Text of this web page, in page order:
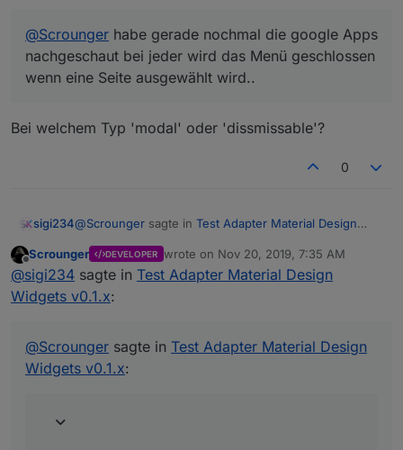
geschlossen. Beim Typ 'dissmissable' kann man
das nur über den Button machen. So ist das
Konzept laut Design guidlines und entsprechend
wie bei Android.
@sigi234sagte inTest Adapter Material Design
Widgets v0.1.x:
@Scrounger
hin?
Widgets
@Scrounger habe gerade nochmal die google Apps
nachgeschaut bei jeder wird das Menü geschlossen
wenn eine Seite ausgewählt wird..
Bei welchem Typ 'modal' oder 'dissmissable'?
0
sigi234@Scrounger sagte in Test Adapter Material Design
@sigi234sagte inTest Adapter Material Design
Widgets v0.1.x
Design Widgets v0.1.x:
Super, hast du das Problem mit Line History Chart
https://forum.iobroker.net/topic/26199/test-adapter-
material-design-widgets-v0-1-x/170
Offline
Scrounger DEVELOPER wrote on Nov 20, 2019, 7:35 AM
last edited by
@sigi234 sagte in Test Adapter Material Design
Widgets v0.1.x:
@Scrounger sagte in Test Adapter Material Design
Widgets v0.1.x: